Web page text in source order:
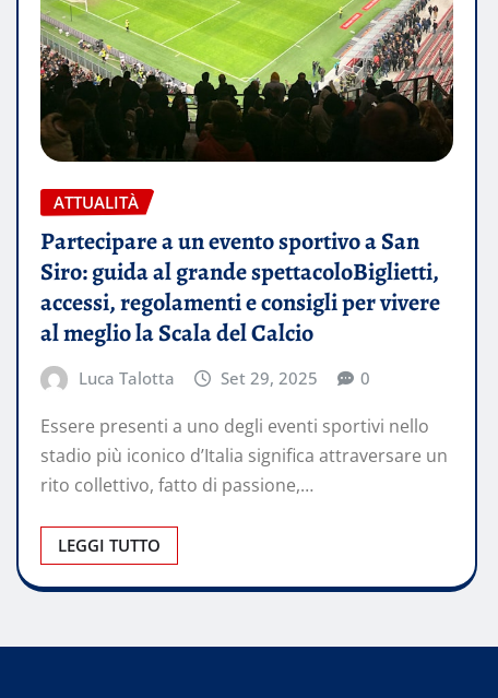
ATTUALITÀ
Partecipare a un evento sportivo a San
Siro: guida al grande spettacoloBiglietti,
accessi, regolamenti e consigli per vivere
al meglio la Scala del Calcio
Luca Talotta Set 29, 2025 0
Essere presenti a uno degli eventi sportivi nello
stadio più iconico d’Italia significa attraversare un
rito collettivo, fatto di passione,…
LEGGI TUTTO